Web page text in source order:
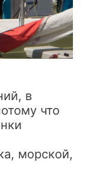
в
что
морской,